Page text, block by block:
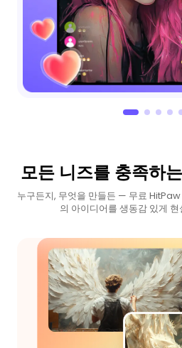
모든 니즈를 충족하
누구든지, 무엇을 만들든 — 무료
의 아이디어를 생동감 있게